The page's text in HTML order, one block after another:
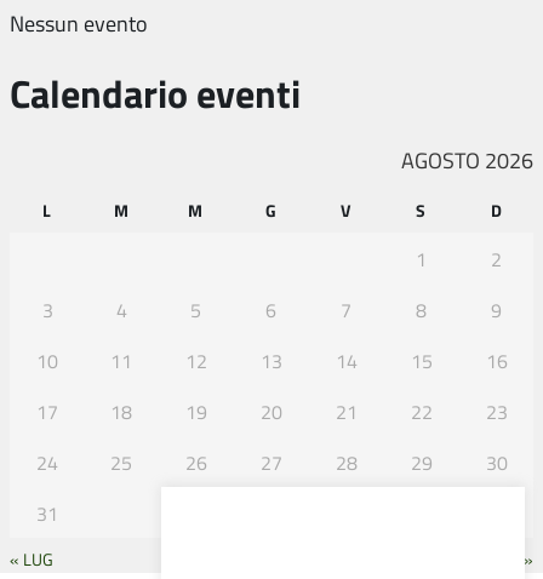
Nessun evento
Calendario eventi
AGOSTO 2026
L M M G V S D
1
2
3
4 5 6 7 8
9
10
11 12 13 14 15
16
17
18 19 20 21 22
23
24
25 26 27 28 29
30
31
« LUG SET »